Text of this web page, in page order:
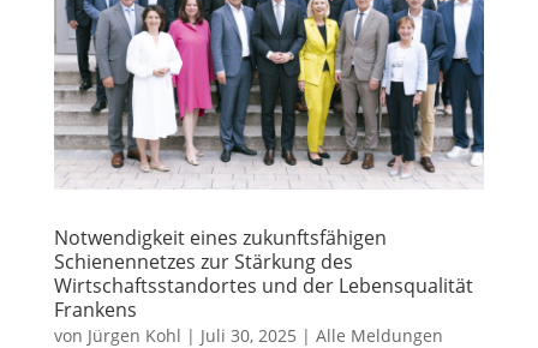
Notwendigkeit eines zukunftsfähigen
Schienennetzes zur Stärkung des
Wirtschaftsstandortes und der Lebensqualität
Frankens
von Jürgen Kohl | Juli 30, 2025 | Alle Meldungen